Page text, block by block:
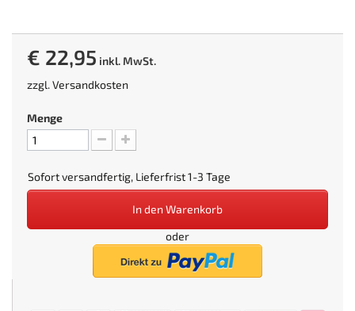
€ 22,95 inkl. MwSt.
zzgl.Versandkosten
Menge
Sofort versandfertig, Lieferfrist 1-3 Tage
In den Warenkorb
oder